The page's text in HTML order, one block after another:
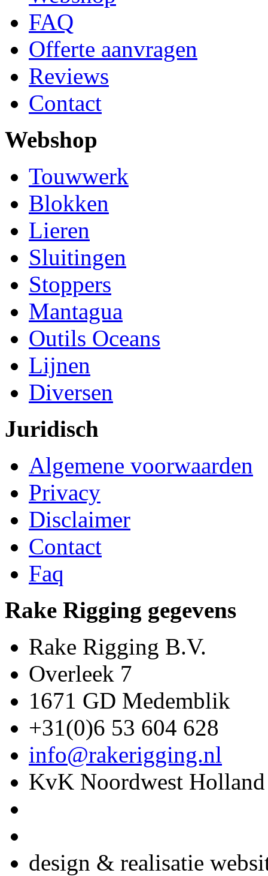
FAQ
Offerte aanvragen
Reviews
Contact
Webshop
Touwwerk
Blokken
Lieren
Sluitingen
Stoppers
Mantagua
Outils Oceans
Lijnen
Diversen
Juridisch
Algemene voorwaarden
Privacy
Disclaimer
Contact
Faq
Rake Rigging gegevens
Rake Rigging B.V.
Overleek 7
1671 GD Medemblik
+31(0)6 53 604 628
info@rakerigging.nl
KvK Noordwest
design & realisatie